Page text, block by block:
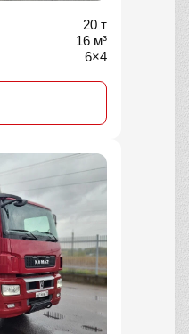
20 т
16 м³
6×4